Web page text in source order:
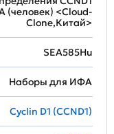
(человек) <Cloud-
Clone,Китай>
SEA585Hu
Наборы для ИФА
Cyclin D1 (CCND1)